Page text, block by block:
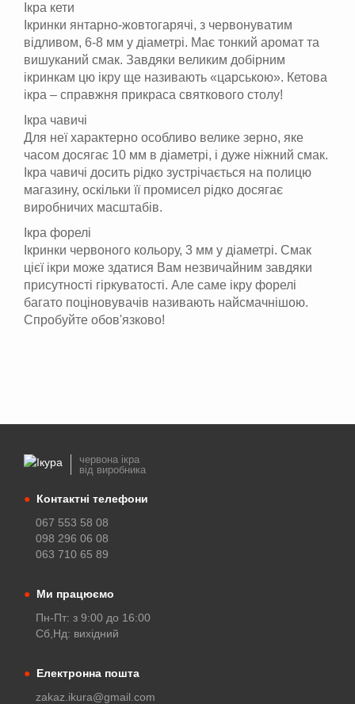
Ікра кети
Ікринки янтарно-жовтогарячі, з червонуватим
відливом, 6-8 мм у діаметрі. Має тонкий аромат та
вишуканий смак. Завдяки великим добірним
ікринкам цю ікру ще називають «царською». Кетова
ікра – справжня прикраса святкового столу!
Ікра чавичі
Для неї характерно особливо велике зерно, яке
часом досягає 10 мм в діаметрі, і дуже ніжний смак.
Ікра чавичі досить рідко зустрічається на полицю
магазину, оскільки її промисел рідко досягає
виробничих масштабів.
Ікра форелі
Ікринки червоного кольору, 3 мм у діаметрі. Смак
цієї ікри може здатися Вам незвичайним завдяки
присутності гіркуватості. Але саме ікру форелі
багато поціновувачів називають найсмачнішою.
Спробуйте обов'язково!
червона ікра
від виробника
● Контактні телефони
067 553 58 08
098 296 06 08
063 710 65 89
● Ми працюємо
Пн-Пт: з 9:00 до 16:00
Сб,Нд: вихідний
● Електронна пошта
zakaz.ikura@gmail.com